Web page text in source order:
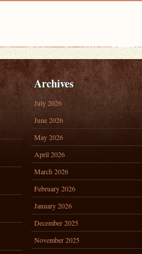
Archives
July 2026
June 2026
May 2026
April 2026
March 2026
February 2026
January 2026
December 2025
November 2025